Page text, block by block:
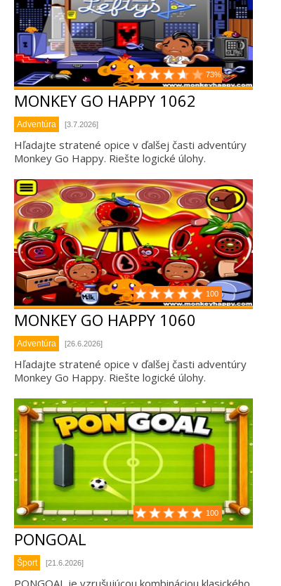
73%
MONKEY GO HAPPY 1062
Adventúra [3.7.2026]
Hľadajte stratené opice v ďalšej časti adventúry
Monkey Go Happy. Riešte logické úlohy.
100
MONKEY GO HAPPY 1060
Adventúra [26.6.2026]
Hľadajte stratené opice v ďalšej časti adventúry
Monkey Go Happy. Riešte logické úlohy.
100
PONGOAL
Šport [21.6.2026]
PONGOAL je vzrušujúcou kombináciou klasického